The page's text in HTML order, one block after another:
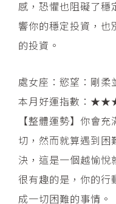
感，恐懼也阻礙了穩
響你的穩定投資，也
的投資。
處女座：慾望：剛柔
本月好運指數：
【整體運勢】你會
切，然而就算遇到困
決，這是一個越愉悅
很有趣的是，你的行
成一切困難的事情。